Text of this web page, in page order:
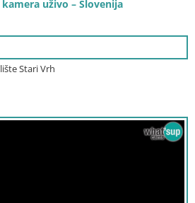
uživo – Slovenija
Stari Vrh